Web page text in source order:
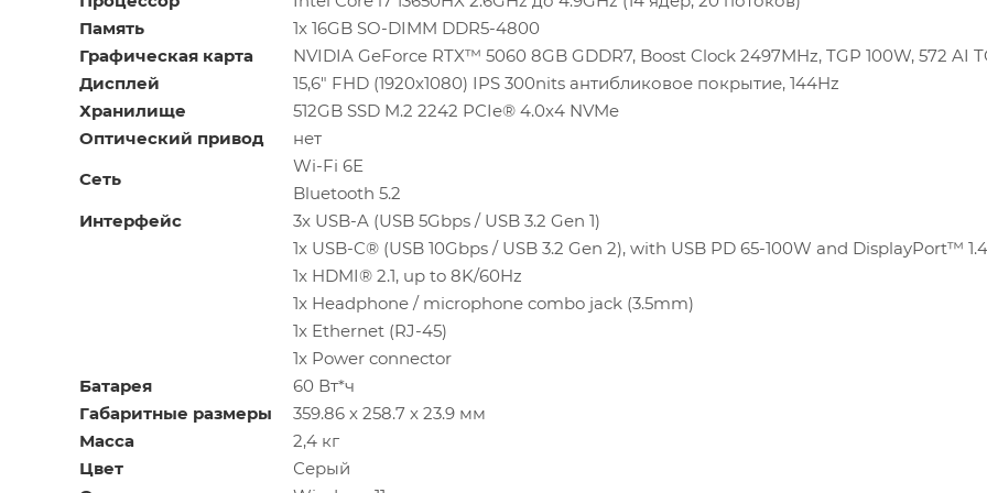
Память
1x 16GB SO-DIMM DDR5-4800
Графическая карта
NVIDIA GeForce RTX™ 5060 8GB GDDR7, Boost Clock 2497MHz, TGP 100W, 572 AI
Дисплей
15,6" FHD (1920x1080) IPS 300nits антибликовое покрытие, 144Hz
Хранилище
512GB SSD M.2 2242 PCIe® 4.0x4 NVMe
Оптический привод
нет
Сеть
Wi-Fi 6Е
Bluetooth 5.2
Интерфейс
3x USB-A (USB 5Gbps / USB 3.2 Gen 1)
1x USB-C® (USB 10Gbps / USB 3.2 Gen 2), with USB PD 65-100W and DisplayPort™ 1.4
1x HDMI® 2.1, up to 8K/60Hz
1x Headphone / microphone combo jack (3.5mm)
1x Ethernet (RJ-45)
1x Power connector
Батарея
60 Вт*ч
Габаритные размеры
359.86 x 258.7 x 23.9 мм
Масса
2,4 кг
Цвет
Серый